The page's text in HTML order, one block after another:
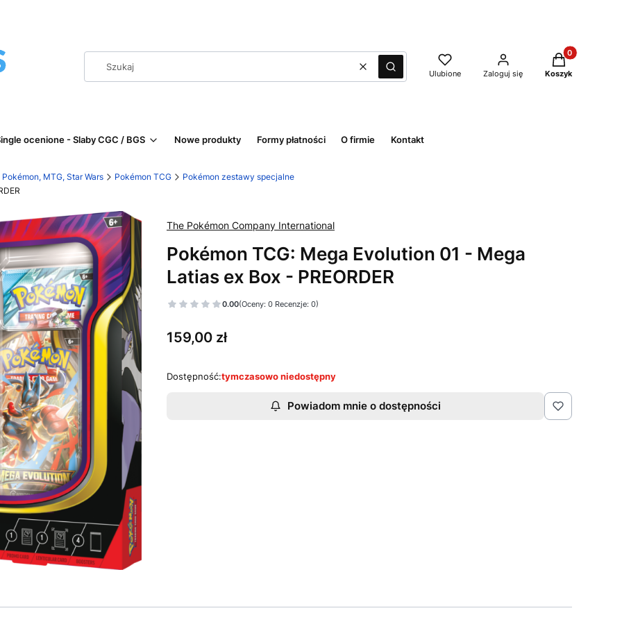
WyczyśćSzukaj Ulubione Zaloguj się
Produkty w
Koszyk
ocenione - Slaby CGC / BGS Nowe produkty Formy płatności O firmie Kontakt
MTG, Star Wars Pokémon TCG
Pokémon zestawy specjalne
The Pokémon Company International
Pokémon TCG: Mega Evolution 01 - Mega
Latias ex Box - PREORDER
0.00(Oceny: 0 Recenzje: 0)
Cena
159,00 zł
Dostępność:tymczasowo niedostępny
Powiadom mnie o dostępności